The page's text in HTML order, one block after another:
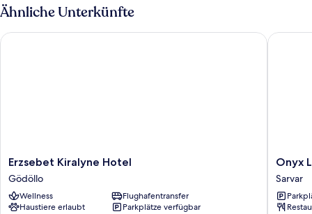
Ähnliche Unterkünfte
Erzsebet
Kiralyne
Hotel
Gödöllo
Erzsebet Kiralyne Hotel
Gödöllo
Wellness
Flughafentransfer
Haustiere erlaubt
Parkplätze verfügbar
Erzsebet Kiralyne Hotel
Onyx
Luxury
Sarvar
Onyx
Sarvar
Onyx